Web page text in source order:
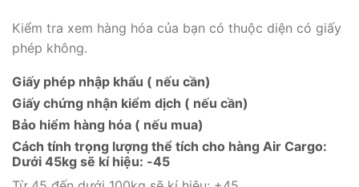
Kiểm tra xem hàng hóa của bạn có thuộc diện có giấy
phép không.
Giấy phép nhập khẩu ( nếu cần)
Giấy chứng nhận kiểm dịch ( nếu cần)
Bảo hiểm hàng hóa ( nếu mua)
Cách tính trọng lượng thể tích cho hàng Air Cargo:
Dưới 45kg sẽ kí hiệu: -45